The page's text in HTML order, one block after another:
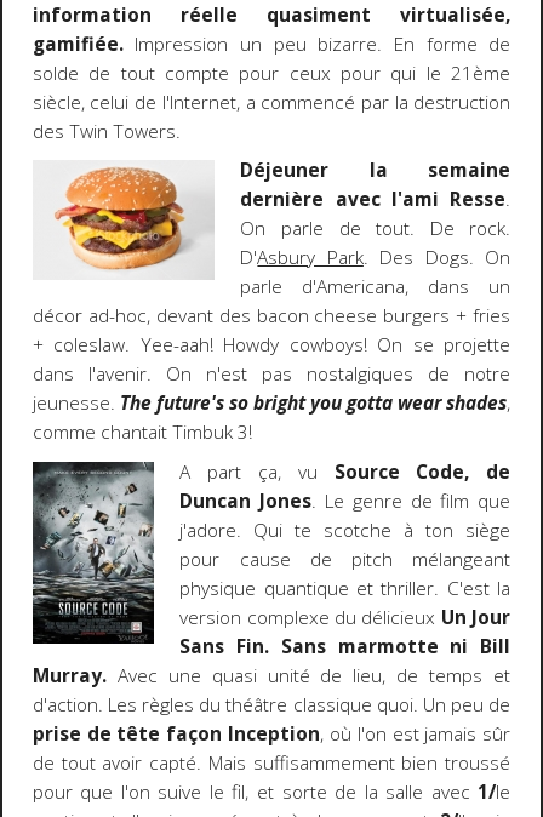
information réelle quasiment virtualisée,
gamifiée.Impression un peu bizarre. En forme de
solde de tout compte pour ceux pour qui le 21ème
siècle, celui de l'Internet, a commencé par la destruction
des Twin Towers.
Déjeuner la semaine
dernière avec l'ami Resse.
On parle de tout. De rock.
D'Asbury Park. Des Dogs. On
parle d'Americana, dans un
décor ad-hoc, devant des bacon cheese burgers + fries
+ coleslaw. Yee-aah! Howdy cowboys! On se projette
dans l'avenir. On n'est pas nostalgiques de notre
jeunesse. The future's so bright you gotta wear shades,
comme chantait Timbuk 3!
A part ça, vu Source Code, de
Duncan Jones. Le genre de film que
j'adore. Qui te scotche à ton siège
pour cause de pitch mélangeant
physique quantique et thriller. C'est la
version complexe du délicieux Un Jour
Sans Fin. Sans marmotte ni Bill
Murray.Avec une quasi unité de lieu, de temps et
d'action. Les règles du théâtre classique quoi. Un peu de
prise de tête façon Inception, où l'on est jamais sûr
de tout avoir capté. Mais suffisammement bien troussé
pour que l'on suive le fil, et sorte de la salle avec 1/le